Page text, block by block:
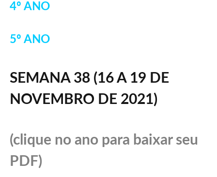
4º ANO
5º ANO
SEMANA 38 (16 A 19 DE
NOVEMBRO DE 2021)
(clique no ano para baixar seu
PDF)